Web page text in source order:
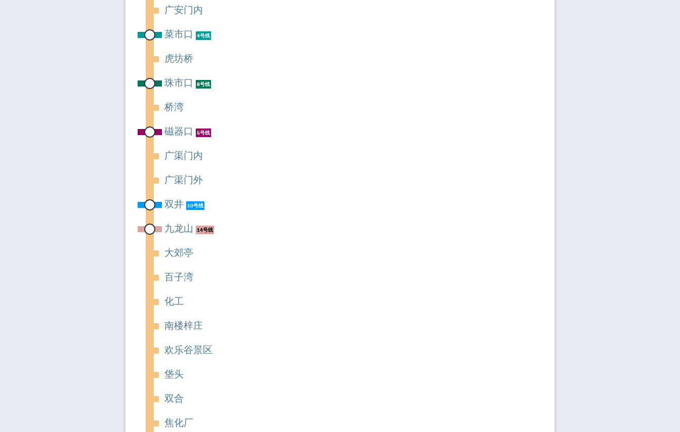
广安门内
菜市口
4号线
虎坊桥
珠市口
8号线
桥湾
磁器口
5号线
广渠门内
广渠门外
双井 10号线
九龙山 14号线
大郊亭
百子湾
化工
南楼梓庄
欢乐谷景区
垡头
双合
焦化厂